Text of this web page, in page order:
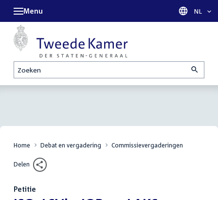
Zoeken
Menu Taal
NL
Home Debat en vergadering Commissievergaderingen
Delen
Petitie